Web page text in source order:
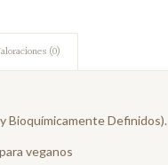
(0)
Bioquímicamente Definidos).
veganos